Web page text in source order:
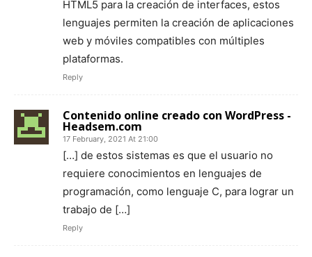
HTML5 para la creación de interfaces, estos
lenguajes permiten la creación de aplicaciones
web y móviles compatibles con múltiples
plataformas.
Reply
Contenido online creado con WordPress -
Headsem.com
17 February, 2021 At 21:00
[…] de estos sistemas es que el usuario no
requiere conocimientos en lenguajes de
programación, como lenguaje C, para lograr un
trabajo de […]
Reply